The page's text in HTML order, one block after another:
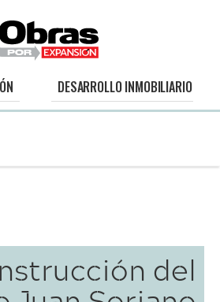
DESARROLLO INMOBILIARIO
del